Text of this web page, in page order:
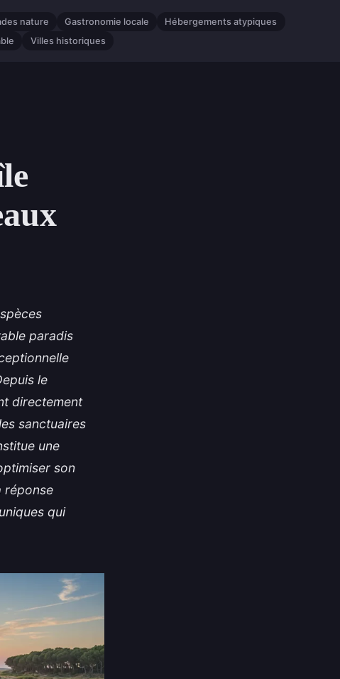
nature Gastronomie locale
Hébergements atypiques
Villes historiques
paradis
le
directement
sanctuaires
une
son
réponse
qui